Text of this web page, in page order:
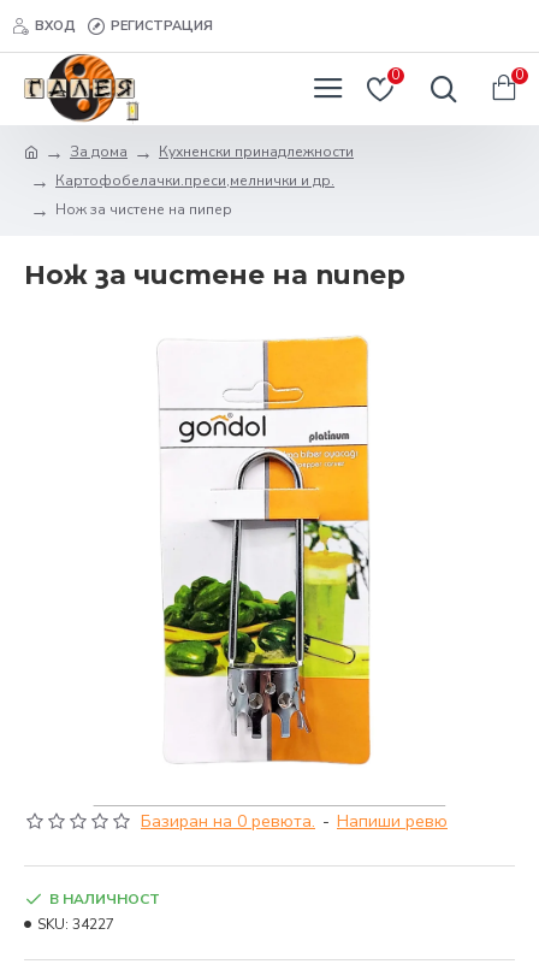
ВХОД РЕГИСТРАЦИЯ
0 0
За дома
Кухненски принадлежности
Картофобелачки.преси,мелнички и др.
Нож за чистене на пипер
Нож за чистене на пипер
Базиран на 0 ревюта. - Напиши ревю
В НАЛИЧНОСТ
SKU: 34227